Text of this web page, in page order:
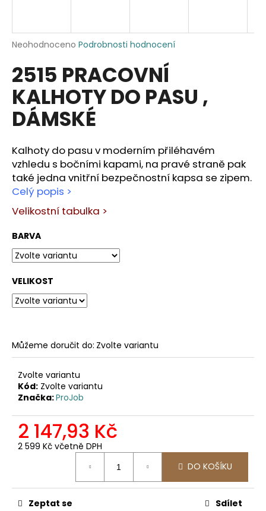
Průměrné
produktu
je
0,0
5
hvězdiček.
Neohodnoceno Podrobnosti hodnocení
2515 PRACOVNÍ
KALHOTY DO PASU ,
DÁMSKÉ
Kalhoty do pasu v moderním přiléhavém
vzhledu s bočními kapami, na pravé straně pak
také jedna vnitřní bezpečnostní kapsa se zipem.
Celý popis >
Velikostní tabulka >
BARVA
VELIKOST
Můžeme doručit do: Zvolte variantu
Zvolte variantu
Kód: Zvolte variantu
Značka:ProJob
2 147,93 Kč
2 599 Kč včetně DPH
DO KOŠÍKU
Zeptat se Sdílet
j
í
?
D
p
o
r
u
č
u
j
e
2325
MICROFLEECOVÁ
PRACOVNÍ
MIKINA
971,07
Kč